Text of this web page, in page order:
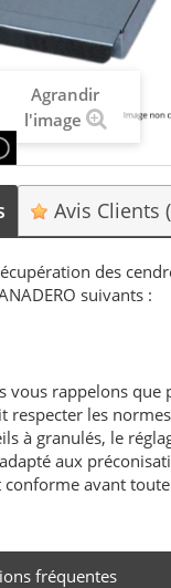
Agrandir
l'image
Avis Clients
des
suivants :
vous rappelons
respecter les
à granulés, le
aux
avant
fréquentes